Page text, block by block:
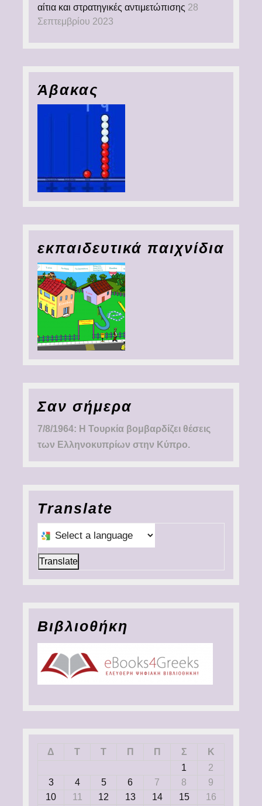
αίτια και στρατηγικές αντιμετώπισης 28
Σεπτεμβρίου 2023
Άβακας
εκπαιδευτικά παιχνίδια
Σαν σήμερα
7/8/1964: Η Τουρκία βομβαρδίζει θέσεις
των Ελληνοκυπρίων στην Κύπρο.
Translate
Select a language to translate this page
Translate
Βιβλιοθήκη
Δ Τ Τ Π Π Σ
Κ
1
2
3
4 5 6 7 8
9
10
11 12 13 14 15
16